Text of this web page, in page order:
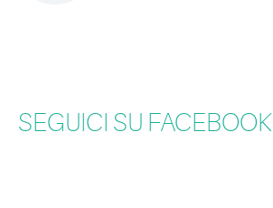
SEGUICI SU FACEBOOK